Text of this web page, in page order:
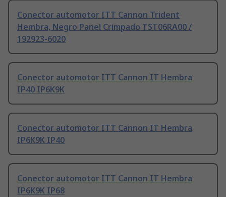
Conector automotor ITT Cannon Trident
Hembra, Negro Panel Crimpado TST06RA00 /
192923-6020
Conector automotor ITT Cannon IT Hembra
IP40 IP6K9K
Conector automotor ITT Cannon IT Hembra
IP6K9K IP40
Conector automotor ITT Cannon IT Hembra
IP6K9K IP68